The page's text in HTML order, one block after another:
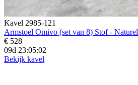
Kavel 2985-121
Armstoel Omivo (set van 8) Stof - Naturel
€ 528
09d 23:05:00
Bekijk kavel